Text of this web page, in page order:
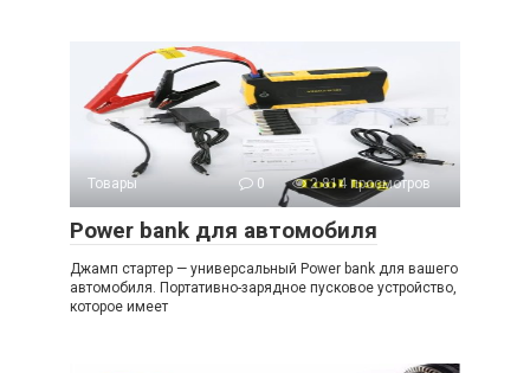
Товары 0 2 814 просмотров
Power bank для автомобиля
Джамп стартер — универсальный Power bank для вашего
автомобиля. Портативно-зарядное пусковое устройство,
которое имеет